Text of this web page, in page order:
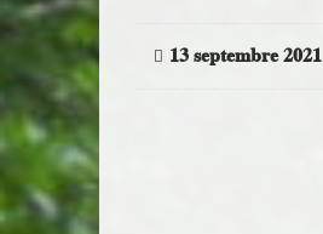
13 septembre 2021